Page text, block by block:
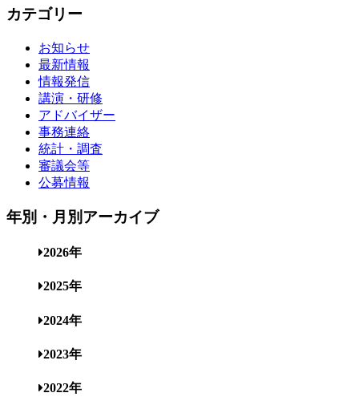
カテゴリー
お知らせ
最新情報
情報発信
講演・研修
アドバイザー
事務連絡
統計・調査
審議会等
公募情報
年別・月別アーカイブ
2026年
2025年
2024年
2023年
2022年